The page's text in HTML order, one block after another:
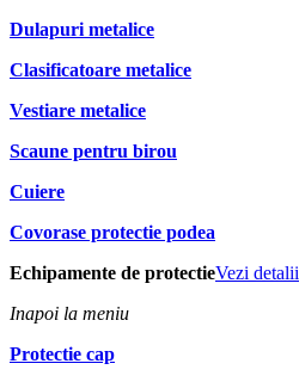
Dulapuri metalice
Clasificatoare metalice
Vestiare metalice
Scaune pentru birou
Cuiere
Covorase protectie podea
Echipamente de protectieVezi detalii
Inapoi la meniu
Protectie cap